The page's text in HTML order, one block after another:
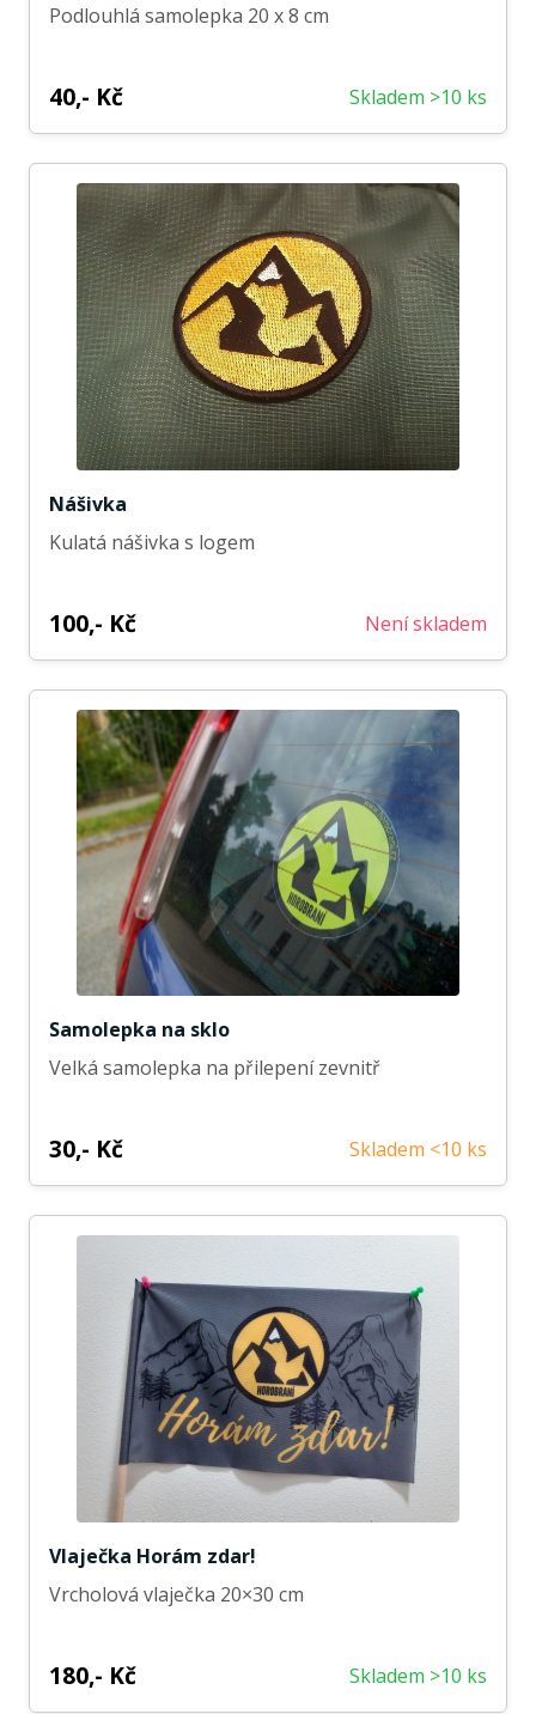
Podlouhlá samolepka 20 x 8 cm
40,- Kč Skladem >10 ks
Nášivka
Kulatá nášivka s logem
100,- Kč Není skladem
Samolepka na sklo
Velká samolepka na přilepení zevnitř
30,- Kč Skladem <10 ks
Vlaječka Horám zdar!
Vrcholová vlaječka 20×30 cm
180,- Kč Skladem >10 ks